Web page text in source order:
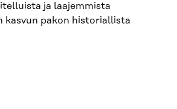
ja laajemmista
kasvun pakon historiallista